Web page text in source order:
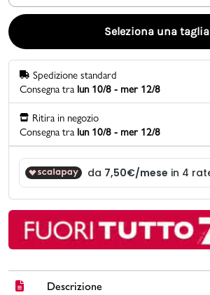
Promo & News
contatti
Gift card
Seleziona una taglia
Spedizione standard
Consegna tra lun 10/8 - mer 12/8
Ritira in negozio
Consegna tra lun 10/8 - mer 12/8
Descrizione